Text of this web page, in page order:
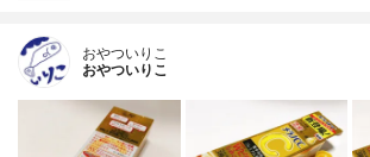
おやついりこ
おやついりこ